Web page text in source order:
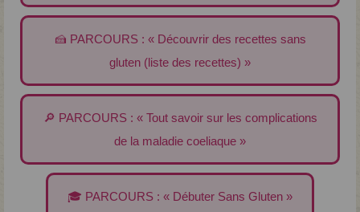
🍰 PARCOURS : « Découvrir des recettes sans
gluten (liste des recettes) »
🔎 PARCOURS : « Tout savoir sur les complications
de la maladie coeliaque »
🎓 PARCOURS : « Débuter Sans Gluten »